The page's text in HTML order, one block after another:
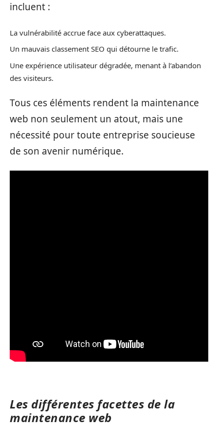
incluent :
La vulnérabilité accrue face aux cyberattaques.
Un mauvais classement SEO qui détourne le trafic.
Une expérience utilisateur dégradée, menant à l’abandon
des visiteurs.
Tous ces éléments rendent la maintenance
web non seulement un atout, mais une
nécessité pour toute entreprise soucieuse
de son avenir numérique.
Les différentes facettes de la
maintenance web